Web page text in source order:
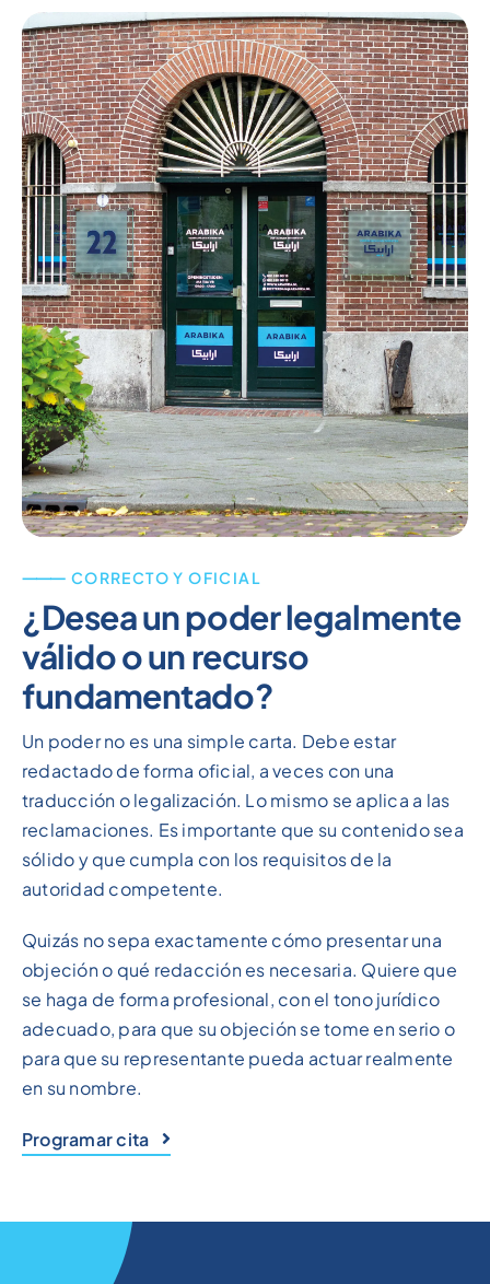
⸻ CORRECTO Y OFICIAL
¿Desea un poder legalmente
válido o un recurso
fundamentado?
Un poder no es una simple carta. Debe estar
redactado de forma oficial, a veces con una
traducción o legalización. Lo mismo se aplica a las
reclamaciones. Es importante que su contenido sea
sólido y que cumpla con los requisitos de la
autoridad competente.
Quizás no sepa exactamente cómo presentar una
objeción o qué redacción es necesaria. Quiere que
se haga de forma profesional, con el tono jurídico
adecuado, para que su objeción se tome en serio o
para que su representante pueda actuar realmente
en su nombre.
Programar cita